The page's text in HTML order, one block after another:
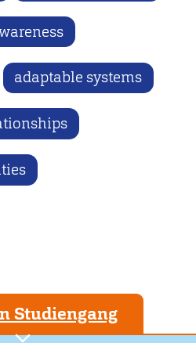
adaptable systems
Studiengang